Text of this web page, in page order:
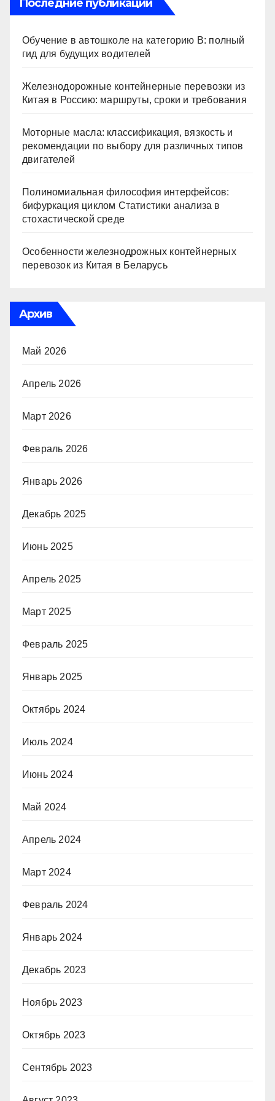
Последние публикации
Обучение в автошколе на категорию В: полный
гид для будущих водителей
Железнодорожные контейнерные перевозки из
Китая в Россию: маршруты, сроки и требования
Моторные масла: классификация, вязкость и
рекомендации по выбору для различных типов
двигателей
Полиномиальная философия интерфейсов:
бифуркация циклом Статистики анализа в
стохастической среде
Особенности железнодрожных контейнерных
перевозок из Китая в Беларусь
Архив
Май 2026
Апрель 2026
Март 2026
Февраль 2026
Январь 2026
Декабрь 2025
Июнь 2025
Апрель 2025
Март 2025
Февраль 2025
Январь 2025
Октябрь 2024
Июль 2024
Июнь 2024
Май 2024
Апрель 2024
Март 2024
Февраль 2024
Январь 2024
Декабрь 2023
Ноябрь 2023
Октябрь 2023
Сентябрь 2023